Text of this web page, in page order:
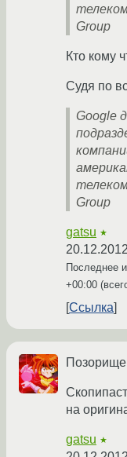
Group
Кто кому
Судя по
Google
Group
gatsu ★
Последнее
+00:00
Ссылка
на
gatsu ★